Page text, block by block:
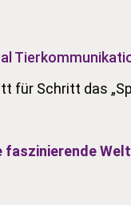
für Schritt das